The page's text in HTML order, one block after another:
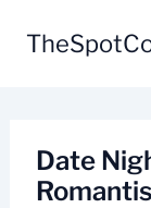
Date